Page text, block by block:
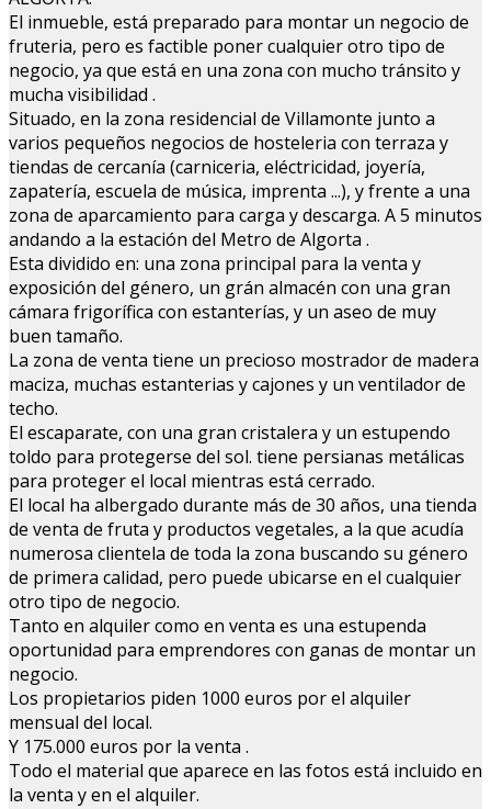
El inmueble, está preparado para montar un negocio de
fruteria, pero es factible poner cualquier otro tipo de
negocio, ya que está en una zona con mucho tránsito y
mucha visibilidad .
Situado, en la zona residencial de Villamonte junto a
varios pequeños negocios de hosteleria con terraza y
tiendas de cercanía (carniceria, eléctricidad, joyería,
zapatería, escuela de música, imprenta ...), y frente a una
zona de aparcamiento para carga y descarga. A 5 minutos
andando a la estación del Metro de Algorta .
Esta dividido en: una zona principal para la venta y
exposición del género, un grán almacén con una gran
cámara frigorífica con estanterías, y un aseo de muy
buen tamaño.
La zona de venta tiene un precioso mostrador de madera
maciza, muchas estanterias y cajones y un ventilador de
techo.
El escaparate, con una gran cristalera y un estupendo
toldo para protegerse del sol. tiene persianas metálicas
para proteger el local mientras está cerrado.
El local ha albergado durante más de 30 años, una tienda
de venta de fruta y productos vegetales, a la que acudía
numerosa clientela de toda la zona buscando su género
de primera calidad, pero puede ubicarse en el cualquier
otro tipo de negocio.
Tanto en alquiler como en venta es una estupenda
oportunidad para emprendores con ganas de montar un
negocio.
Los propietarios piden 1000 euros por el alquiler
mensual del local.
Y 175.000 euros por la venta .
Todo el material que aparece en las fotos está incluido en
la venta y en el alquiler.